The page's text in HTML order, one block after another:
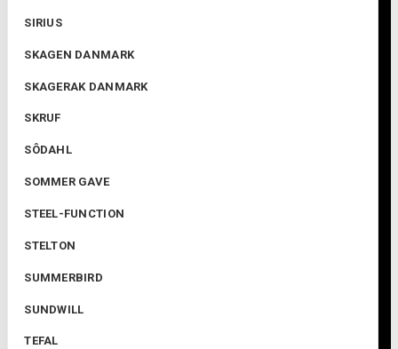
SIRIUS
SKAGEN DANMARK
SKAGERAK DANMARK
SKRUF
SÔDAHL
SOMMER GAVE
STEEL-FUNCTION
STELTON
SUMMERBIRD
SUNDWILL
TEFAL